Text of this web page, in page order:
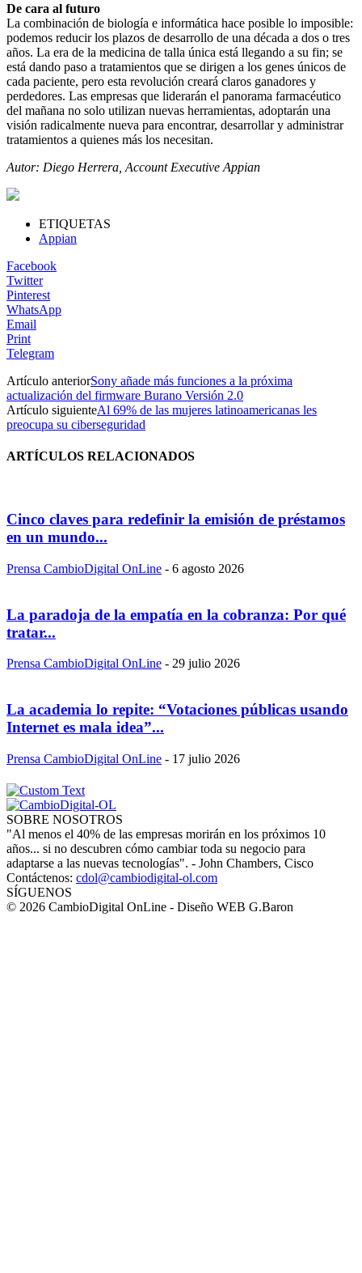
De cara al futuro
La combinación de biología e informática hace posible lo imposible:
podemos reducir los plazos de desarrollo de una década a dos o tres
años. La era de la medicina de talla única está llegando a su fin; se
está dando paso a tratamientos que se dirigen a los genes únicos de
cada paciente, pero esta revolución creará claros ganadores y
perdedores. Las empresas que liderarán el panorama farmacéutico
del mañana no solo utilizan nuevas herramientas, adoptarán una
visión radicalmente nueva para encontrar, desarrollar y administrar
tratamientos a quienes más los necesitan.
Autor: Diego Herrera, Account Executive Appian
ETIQUETAS
Appian
Facebook
Twitter
Pinterest
WhatsApp
Email
Print
Telegram
Artículo anteriorSony añade más funciones a la próxima
actualización del firmware Burano Versión 2.0
Artículo siguienteAl 69% de las mujeres latinoamericanas les
preocupa su ciberseguridad
ARTÍCULOS RELACIONADOS
Cinco claves para redefinir la emisión de préstamos
en un mundo...
Prensa CambioDigital OnLine - 6 agosto 2026
La paradoja de la empatía en la cobranza: Por qué
tratar...
Prensa CambioDigital OnLine - 29 julio 2026
La academia lo repite: “Votaciones públicas usando
Internet es mala idea”...
Prensa CambioDigital OnLine - 17 julio 2026
SOBRE NOSOTROS
"Al menos el 40% de las empresas morirán en los próximos 10
años... si no descubren cómo cambiar toda su negocio para
adaptarse a las nuevas tecnologías". - John Chambers, Cisco
Contáctenos: cdol@cambiodigital-ol.com
SÍGUENOS
© 2026 CambioDigital OnLine - Diseño WEB G.Baron